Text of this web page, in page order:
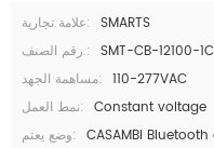
علامة تجارية: SMARTS
رقم الصنف.: SMT-CB-12100-
مساهمة الجهد: 110-277VAC
نمط العمل: Constant voltage
وضع يعتم: CASAMBI